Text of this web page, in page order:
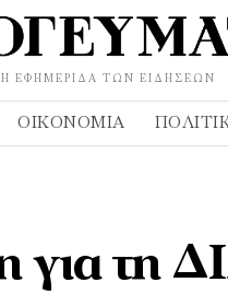
Η ΕΦΗΜΕΡΊΔΑ ΤΩΝ ΕΙΔΉΣΕΩΝ
ΟΙΚΟΝΟΜΊΑ
για τη